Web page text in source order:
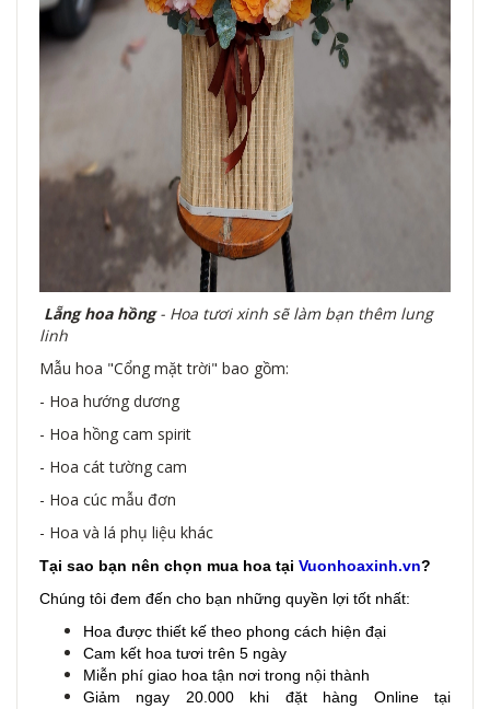
Lẵng hoa hồng- Hoa tươi xinh sẽ làm bạn thêm lung
linh
Mẫu hoa "Cổng mặt trời" bao gồm:
- Hoa hướng dương
- Hoa hồng cam spirit
- Hoa cát tường cam
- Hoa cúc mẫu đơn
- Hoa và lá phụ liệu khác
Tại sao bạn nên chọn mua hoa tại Vuonhoaxinh.vn?
Chúng tôi đem đến cho bạn những quyền lợi tốt nhất:
Hoa được thiết kế theo phong cách hiện đại
Cam kết hoa tươi trên 5 ngày
Miễn phí giao hoa tận nơi trong nội thành
Giảm ngay 20.000 khi đặt hàng Online tại